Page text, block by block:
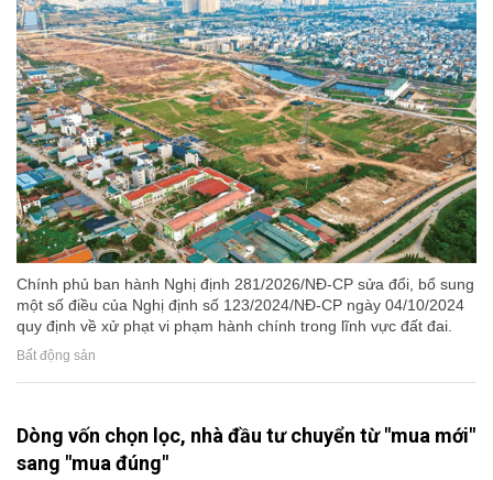
Chính phủ ban hành Nghị định 281/2026/NĐ-CP sửa đổi, bổ sung
một số điều của Nghị định số 123/2024/NĐ-CP ngày 04/10/2024
quy định về xử phạt vi phạm hành chính trong lĩnh vực đất đai.
Bất động sản
Dòng vốn chọn lọc, nhà đầu tư chuyển từ "mua mới"
sang "mua đúng"